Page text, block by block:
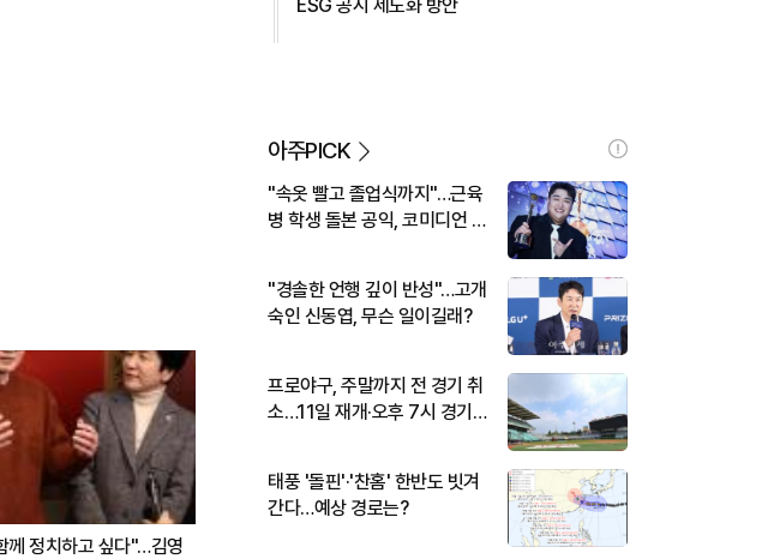
께 정치하고 싶다"…김영
ESG 공시 제도화 방안
아주PICK
"속옷 빨고 졸업식까지"…근육
병 학생 돌본 공익, 코미디언 김
"경솔한 언행 깊이 반성"…고개
숙인 신동엽, 무슨 일이길래?
프로야구, 주말까지 전 경기 취
소…11일 재개·오후 7시 경기
태풍 '돌핀'·'찬홈' 한반도 빗겨
간다…예상 경로는?